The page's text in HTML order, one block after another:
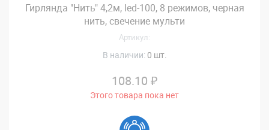
Гирлянда "Нить" 4,2м, led-100, 8 режимов, черная
нить, свечение мульти
Артикул:
В наличии: 0 шт.
108.10 ₽
Этого товара пока нет